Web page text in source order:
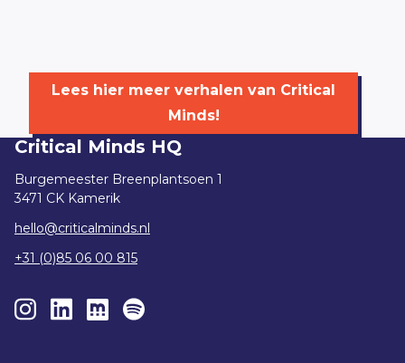
Lees hier meer verhalen van Critical
Minds!
Critical Minds HQ
Burgemeester Breenplantsoen 1
3471 CK Kamerik
hello@criticalminds.nl
+31 (0)85 06 00 815